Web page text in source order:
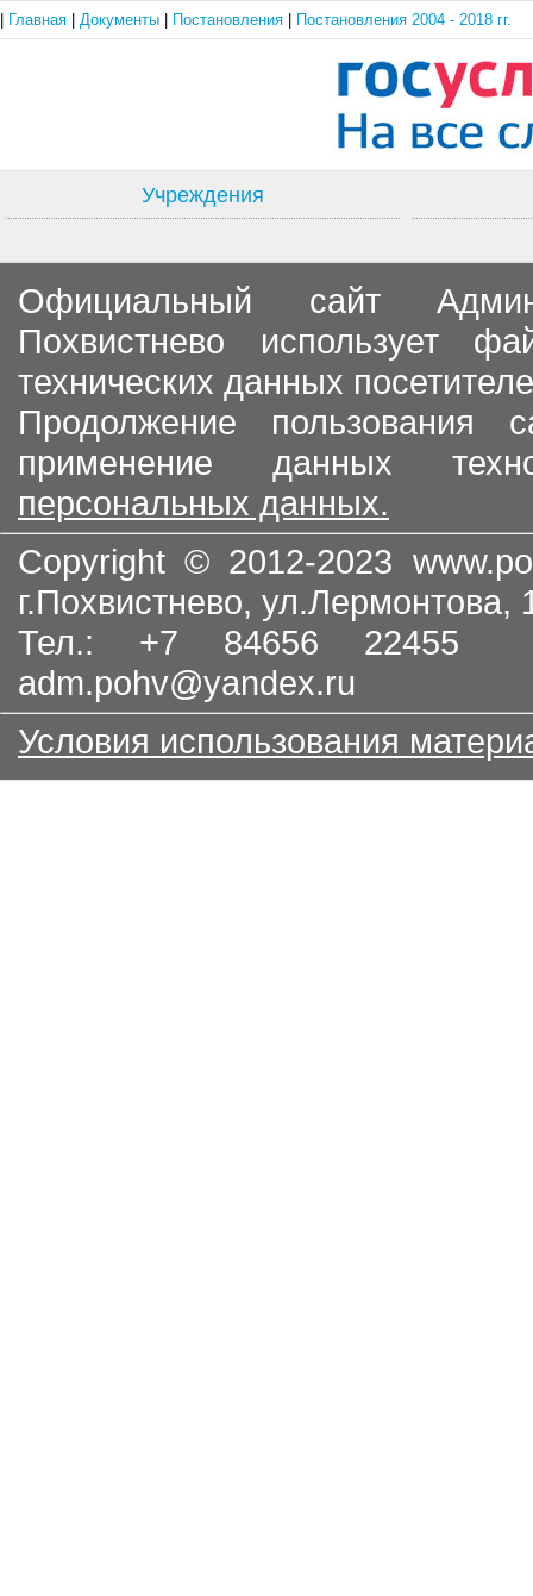
Главная Документы Постановления Постановления 2004 - 2018 гг.
Учреждения
Официальный сайт
Похвистнево использует
технических данных
Продолжение пользования
применение данных
персональных данных.
Copyright © 2012-2023
г.Похвистнево, ул.Лермонтова,
Тел.: +7 84656
adm.pohv@yandex.ru
Условия использования